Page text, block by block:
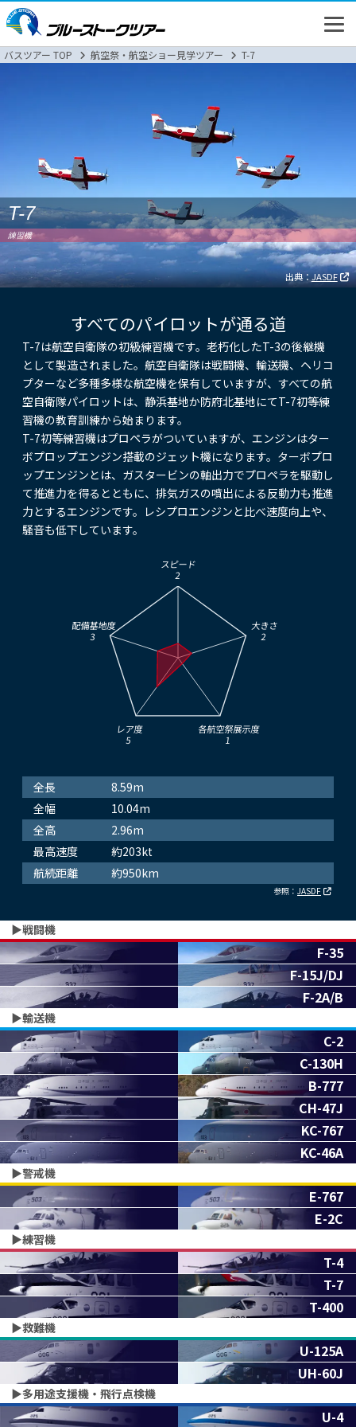
高速バス
バスツアー
新幹線
バスツアー TOP 航空祭・航空ショー見学ツアー T-7
T-7
練習機
出典：JASDF
すべてのパイロットが通る道
T-7は航空自衛隊の初級練習機です。老朽化したT-3の後継機
として製造されました。航空自衛隊は戦闘機、輸送機、ヘリコ
プターなど多種多様な航空機を保有していますが、すべての航
空自衛隊パイロットは、静浜基地か防府北基地にてT-7初等練
習機の教育訓練から始まります。
T-7初等練習機はプロペラがついていますが、エンジンはター
ボプロップエンジン搭載のジェット機になります。ターボプロ
ップエンジンとは、ガスタービンの軸出力でプロペラを駆動し
て推進力を得るとともに、排気ガスの噴出による反動力も推進
力とするエンジンです。レシプロエンジンと比べ速度向上や、
騒音も低下しています。
スピード
2
大きさ
2
各航空祭展示度
1
レア度
5
配備基地度
3
全長
8.59m
全幅
10.04m
全高
2.96m
最高速度
約203kt
航続距離
約950km
参照： JASDF
▶︎戦闘機
F-35
F-15J/DJ
F-2A/B
▶︎輸送機
C-2
C-130H
B-777
CH-47J
KC-767
KC-46A
▶︎警戒機
E-767
E-2C
▶︎練習機
T-4
T-7
T-400
▶︎救難機
U-125A
UH-60J
▶︎多用途支援機・飛行点検機
U-4